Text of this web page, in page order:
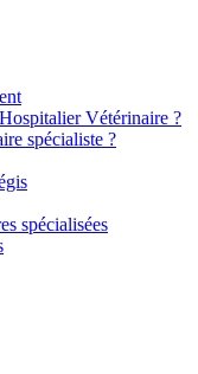
Vétérinaire ?
spécialiste ?
spécialisées